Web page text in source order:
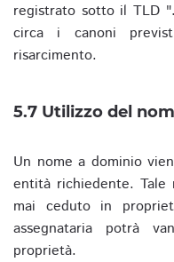
registrato sotto il TLD
circa i canoni
risarcimento.
5.7 Utilizzo del
Un nome a dominio
entità richiedente.
mai ceduto in
assegnataria potrà
proprietà.